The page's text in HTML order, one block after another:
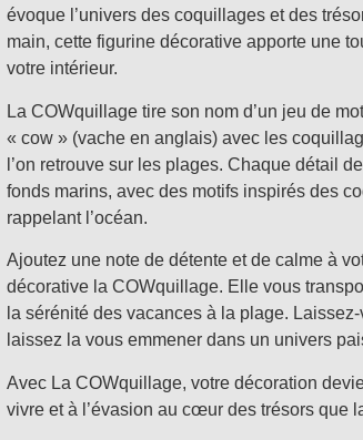
évoque l’univers des coquillages et des
main, cette figurine décorative apporte une
votre intérieur.
La COWquillage tire son nom d’un jeu de
« cow » (vache en anglais) avec les
l’on retrouve sur les plages. Chaque détail
fonds marins, avec des motifs inspirés des
rappelant l’océan.
Ajoutez une note de détente et de calme à
décorative la COWquillage. Elle vous
la sérénité des vacances à la plage.
laissez la vous emmener dans un univers
Avec La COWquillage, votre décoration
vivre et à l’évasion au cœur des trésors que